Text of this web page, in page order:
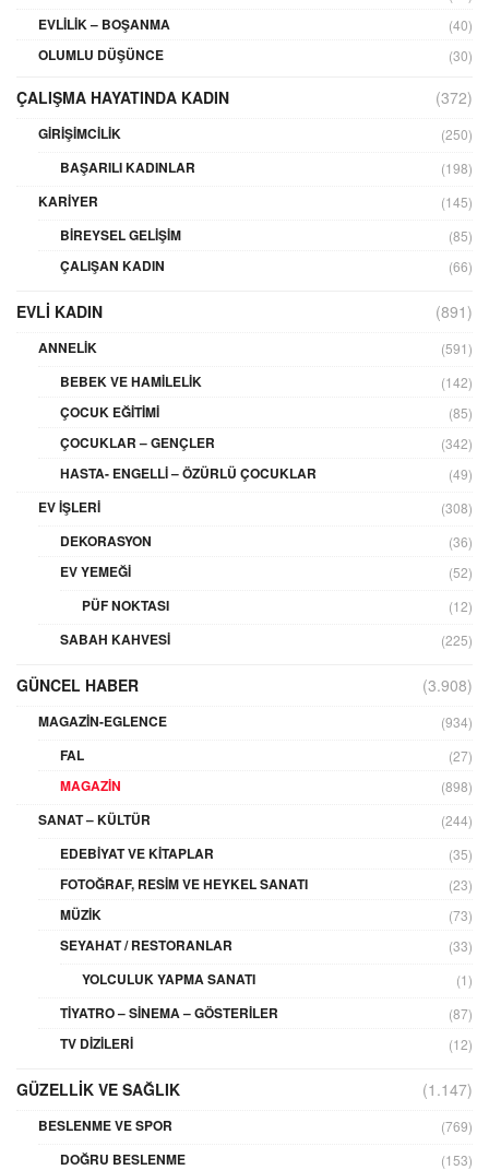
EVLILIK – BOŞANMA (40)
OLUMLU DÜŞÜNCE (30)
ÇALIŞMA HAYATINDA KADIN (372)
GIRIŞIMCILIK (250)
BAŞARILI KADINLAR (198)
KARIYER (145)
BIREYSEL GELIŞIM (85)
ÇALIŞAN KADIN (66)
EVLI KADIN (891)
ANNELIK (591)
BEBEK VE HAMILELIK (142)
ÇOCUK EĞITIMI (85)
ÇOCUKLAR – GENÇLER (342)
HASTA- ENGELLI – ÖZÜRLÜ ÇOCUKLAR (49)
EV İŞLERI (308)
DEKORASYON (36)
EV YEMEĞI (52)
PÜF NOKTASI (12)
SABAH KAHVESI (225)
GÜNCEL HABER (3.908)
MAGAZIN-EGLENCE (934)
FAL (27)
MAGAZIN (898)
SANAT – KÜLTÜR (244)
EDEBIYAT VE KITAPLAR (35)
FOTOĞRAF, RESIM VE HEYKEL SANATI (23)
MÜZIK (73)
SEYAHAT / RESTORANLAR (33)
YOLCULUK YAPMA SANATI (1)
TIYATRO – SINEMA – GÖSTERILER (87)
TV DIZILERI (12)
GÜZELLIK VE SAĞLIK (1.147)
BESLENME VE SPOR (769)
DOĞRU BESLENME (153)